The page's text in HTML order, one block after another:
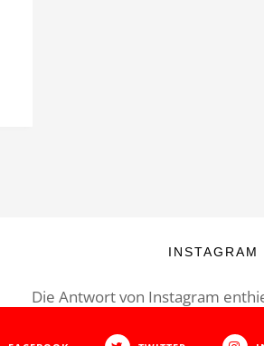
INSTAGRAM
Die Antwort von Instagram